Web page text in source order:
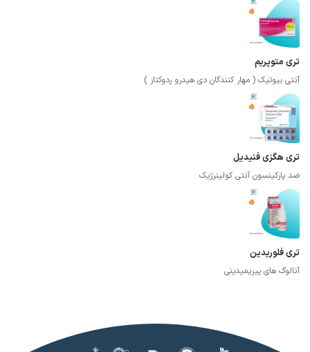
تری متوپریم
آنتی بیوتیک ( مهار کنندگان دی هیدرو ردوکتاز )
تری هگزی فنیدیل
ضد پارکینسون آنتی کولینرژیک
تری فلوریدین
آنالوگ های پیریمیدینی